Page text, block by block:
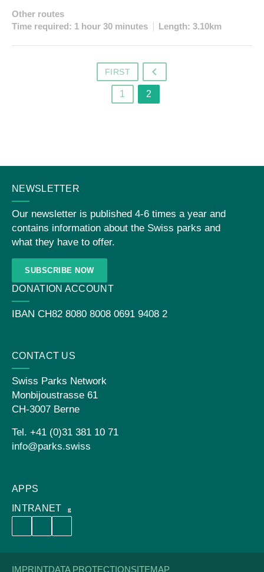
Other routes
Time required: 1 hour 30 minutes
Length: 3.10km
FIRST o
1 2
CONTACT
US
APPS
INTRANET
NEWSLETTER
Our newsletter is published 4-6 times a year and
contains information about the Swiss parks and
what they have to offer.
SUBSCRIBE NOW
DONATION ACCOUNT
IBAN CH82 8080 8008 0691 9408 2
CONTACT US
Swiss Parks Network
Monbijoustrasse 61
CH-3007 Berne
Tel. +41 (0)31 381 10 71
info@parks.swiss
IMPRINTDATA PROTECTIONSITEMAP